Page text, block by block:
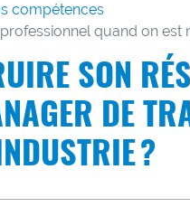
compétences
quand on est
SON
DE
?